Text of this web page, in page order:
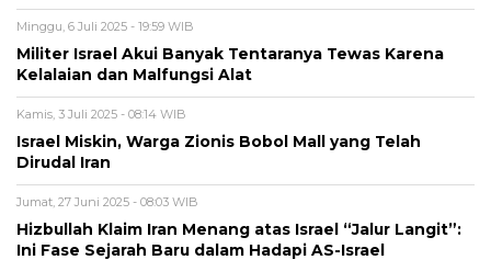
Minggu, 6 Juli 2025 - 19:59 WIB
Militer Israel Akui Banyak Tentaranya Tewas Karena
Kelalaian dan Malfungsi Alat
Kamis, 3 Juli 2025 - 08:14 WIB
Israel Miskin, Warga Zionis Bobol Mall yang Telah
Dirudal Iran
Jumat, 27 Juni 2025 - 08:03 WIB
Hizbullah Klaim Iran Menang atas Israel “Jalur Langit”:
Ini Fase Sejarah Baru dalam Hadapi AS-Israel